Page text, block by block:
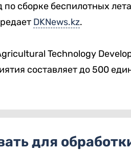
по сборке беспилотных
DKNews.kz.
Technology
составляет до 500
для